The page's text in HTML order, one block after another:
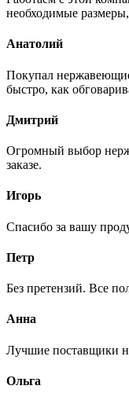
необходимые
Анатолий
Покупал нержавеющие
быстро, как
Дмитрий
Огромный выбор
заказе.
Игорь
Спасибо за вашу
Петр
Без претензий. Все
Анна
Лучшие поставщики
Ольга